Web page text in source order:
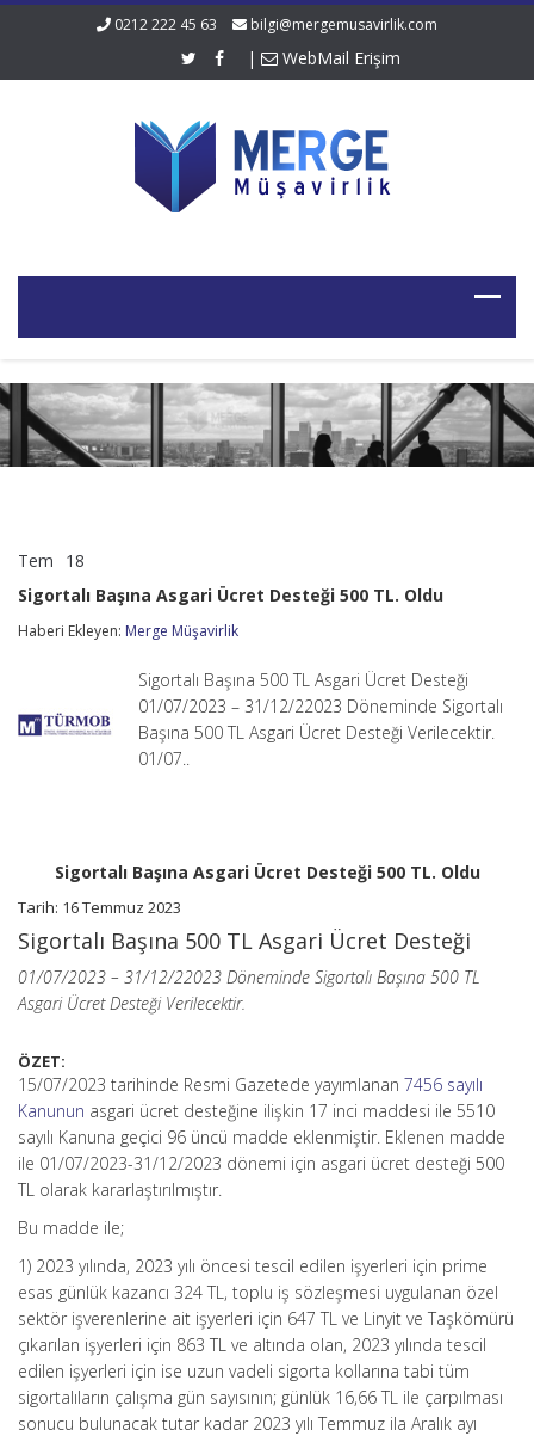
0212 222 45 63 bilgi@mergemusavirlik.com
| WebMail Erişim
Tem 18
Asgari
Ücret
Desteği
Oldu
Sigortalı Başına Asgari Ücret Desteği 500 TL. Oldu
Haberi Ekleyen: Merge Müşavirlik
Sigortalı Başına 500 TL Asgari Ücret Desteği
01/07/2023 – 31/12/22023 Döneminde Sigortalı
Başına 500 TL Asgari Ücret Desteği Verilecektir.
01/07..
Sigortalı Başına Asgari Ücret Desteği 500 TL. Oldu
Tarih: 16 Temmuz 2023
Sigortalı Başına 500 TL Asgari Ücret Desteği
01/07/2023 – 31/12/22023 Döneminde Sigortalı Başına 500 TL
Asgari Ücret Desteği Verilecektir.
ÖZET:
15/07/2023 tarihinde Resmi Gazetede yayımlanan 7456 sayılı
Kanunun asgari ücret desteğine ilişkin 17 inci maddesi ile 5510
sayılı Kanuna geçici 96 üncü madde eklenmiştir. Eklenen madde
ile 01/07/2023-31/12/2023 dönemi için asgari ücret desteği 500
TL olarak kararlaştırılmıştır.
Bu madde ile;
1) 2023 yılında, 2023 yılı öncesi tescil edilen işyerleri için prime
esas günlük kazancı 324 TL, toplu iş sözleşmesi uygulanan özel
sektör işverenlerine ait işyerleri için 647 TL ve Linyit ve Taşkömürü
çıkarılan işyerleri için 863 TL ve altında olan, 2023 yılında tescil
edilen işyerleri için ise uzun vadeli sigorta kollarına tabi tüm
sigortalıların çalışma gün sayısının; günlük 16,66 TL ile çarpılması
sonucu bulunacak tutar kadar 2023 yılı Temmuz ila Aralık ayı